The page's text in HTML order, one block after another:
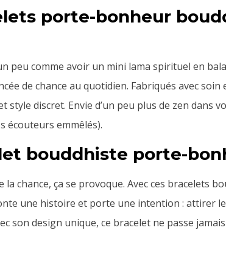
porte-bonheur
peu comme avoir un mini lama spirituel en
de chance au quotidien. Fabriqués avec
style discret. Envie d’un peu plus de zen
écouteurs emmêlés).
bouddhiste porte-
la chance, ça se provoque. Avec ces bracelets
une histoire et porte une intention : attirer
son design unique, ce bracelet ne passe